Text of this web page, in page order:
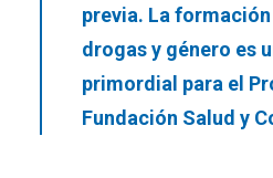
previa. La
drogas y género es
primordial para el
Fundación Salud y